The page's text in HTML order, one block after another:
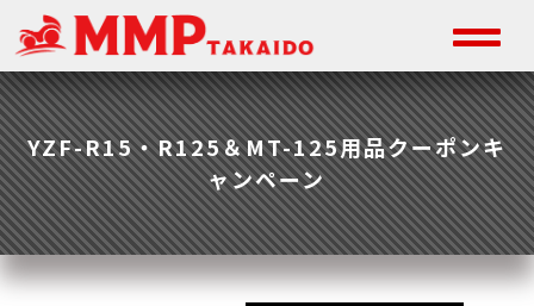
YZF-R15・R125＆MT-125用品クーポンキ
ャンペーン